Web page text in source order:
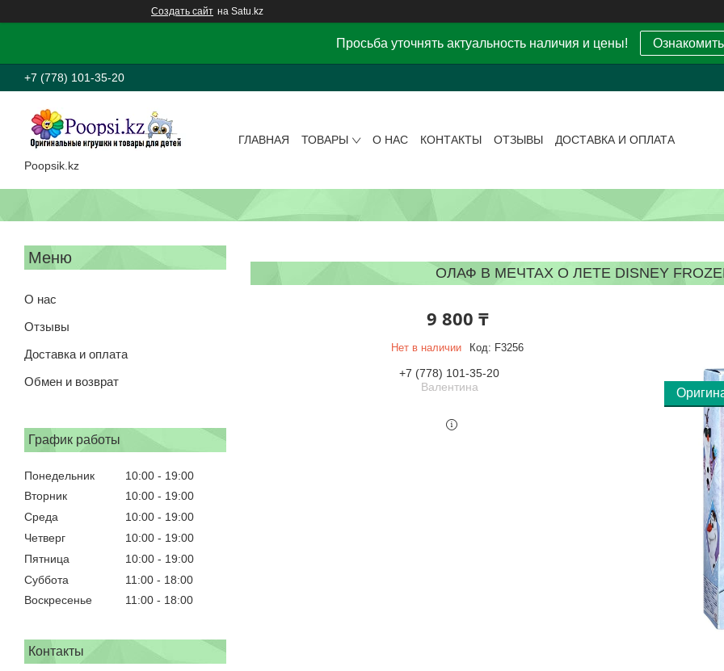
Создать сайт на Satu.kz
Просьба уточнять актуальность наличия и цены!
+7 (778) 101-35-20
Poopsik.kz
ГЛАВНАЯ ТОВАРЫ О НАС КОНТАКТЫ ОТЗЫВЫ ДОСТАВКА И ОПЛАТА
О нас
Отзывы
Доставка и оплата
Обмен и возврат
График работы
Понедельник 10:00
19:00
Вторник
10:00
19:00
Среда
10:00
19:00
Четверг
10:00
19:00
Пятница
10:00
19:00
Суббота
11:00
18:00
Воскресенье
11:00 18:00
Контакты
ОЛАФ В МЕЧТАХ О ЛЕТЕ DISNEY
9 800 ₸
Нет в наличии Код: F3256
+7 (778) 101-35-20
Валентина